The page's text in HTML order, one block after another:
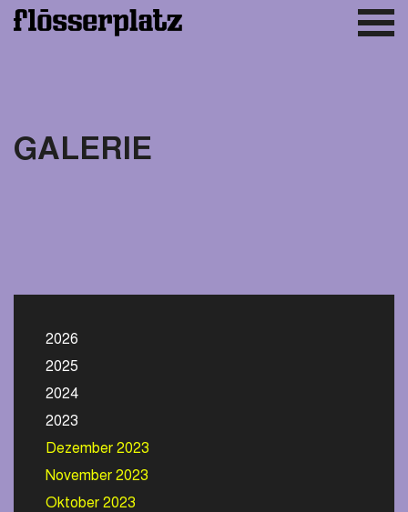
GALERIE
2026
2025
2024
2023
Dezember 2023
November 2023
Oktober 2023